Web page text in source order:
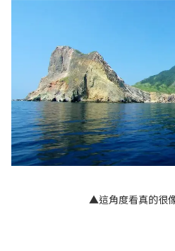
▲這角度看真的很